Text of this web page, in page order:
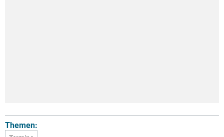
Themen: